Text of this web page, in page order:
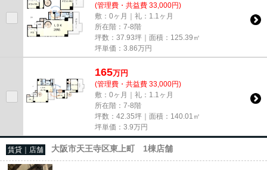
(管理費・共益費 33,000円)
敷：0ヶ月｜礼：1.1ヶ月
所在階：7-8階
坪数：37.93坪｜面積：125.39㎡
坪単価： 3.86万円
165万円
(管理費・共益費 33,000円)
敷：0ヶ月｜礼：1.1ヶ月
所在階：7-8階
坪数：42.35坪｜面積：140.01㎡
坪単価： 3.9万円
賃貸｜店舗 大阪市天王寺区東上町 1棟店舗